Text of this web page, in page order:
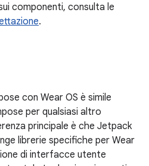
componenti, consulta le
.
con Wear OS è simile
per qualsiasi altro
principale è che Jetpack
librerie specifiche per Wear
di interfacce utente